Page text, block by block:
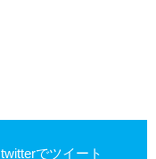
twitterでツイート